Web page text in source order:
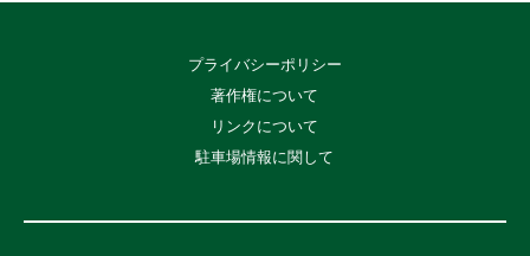
プライバシーポリシー
著作権について
リンクについて
駐車場情報に関して